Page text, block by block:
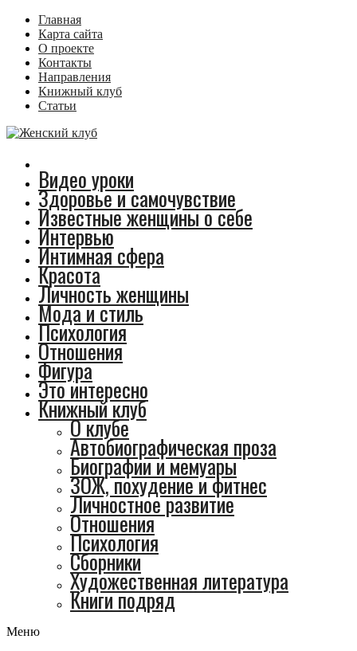
Главная
Карта сайта
О проекте
Контакты
Направления
Книжный клуб
Статьи
Видео уроки
Здоровье и самочувствие
Известные женщины о себе
Интервью
Интимная сфера
Красота
Личность женщины
Мода и стиль
Психология
Отношения
Фигура
Это интересно
Книжный клуб
О клубе
Автобиографическая проза
Биографии и мемуары
ЗОЖ, похудение и фитнес
Личностное развитие
Отношения
Психология
Сборники
Художественная литература
Книги подряд
Меню